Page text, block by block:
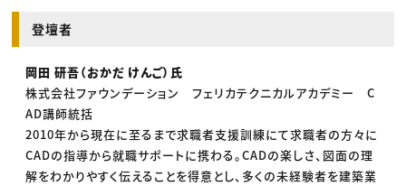
登壇者
岡田 研吾（おかだ けんご）氏
株式会社ファウンデーション フェリカテクニカルアカデミー C
AD講師統括
2010年から現在に至るまで求職者支援訓練にて求職者の方々に
CADの指導から就職サポートに携わる。CADの楽しさ、図面の理
解をわかりやすく伝えることを得意とし、多くの未経験者を建築業